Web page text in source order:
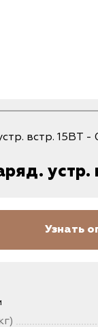
встр. 15ВТ -
устр.
Узнать